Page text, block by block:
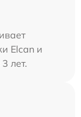
Elcan и
лет.